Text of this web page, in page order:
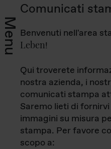
Menu
Comunicati
Benvenuti nell'area
Leben!
Qui troverete
nostra azienda, i
comunicati stampa
Saremo lieti di
immagini su misura
stampa. Per favore
scopo a: